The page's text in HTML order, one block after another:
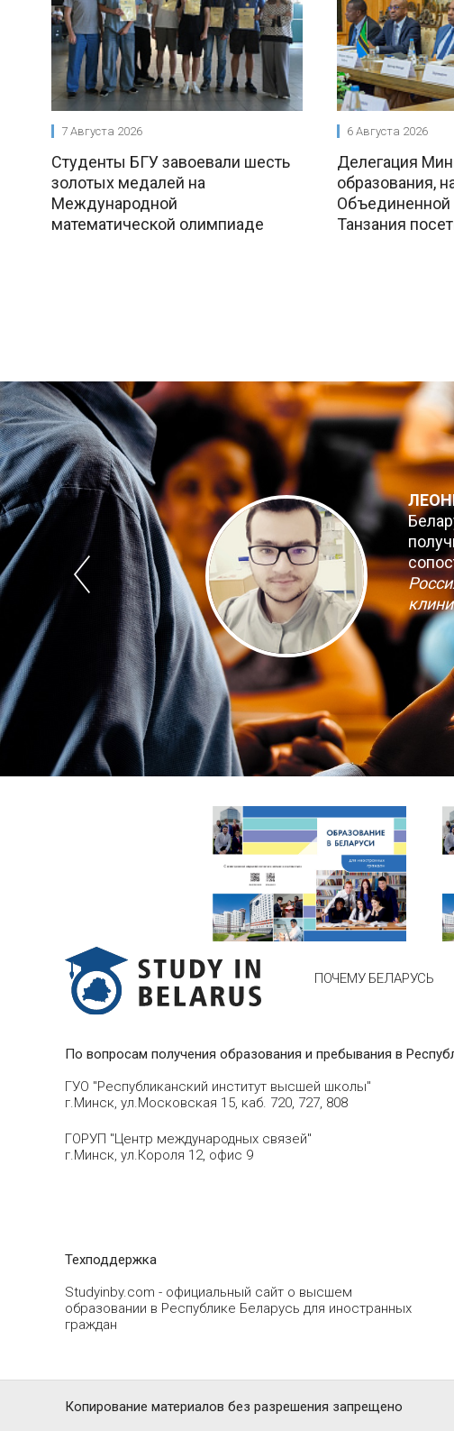
7 Августа 2026
Студенты БГУ завоевали шесть
золотых медалей на
Международной
математической олимпиаде
6 Августа 2026
Делегация
образования,
Объединенной
Танзания
ПОЧЕМУ БЕЛАРУСЬ
По вопросам получения образования и пребывания в
ГУО "Республиканский институт высшей школы"
г.Минск, ул.Московская 15, каб. 720, 727, 808
ГОРУП "Центр международных связей"
г.Минск, ул.Короля 12, офис 9
Техподдержка
Studyinby.com - официальный сайт о высшем
образовании в Республике Беларусь для иностранных
граждан
Копирование материалов без разрешения запрещено